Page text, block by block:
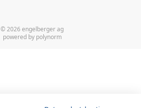
© 2026 engelberger ag
powered by polynorm